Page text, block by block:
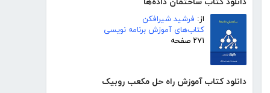
از: فرشید شیرافکن
کتاب‌های آموزش برنامه نویسی
۲۷۱ صفحه
دانلود کتاب آموزش راه حل مکعب روبیک